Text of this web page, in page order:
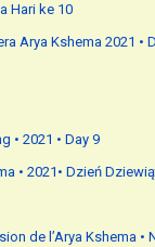
Hari ke 10
Arya Kshema 2021 •
• 2021 • Day 9
• 2021• Dzień
de l’Arya Kshema •